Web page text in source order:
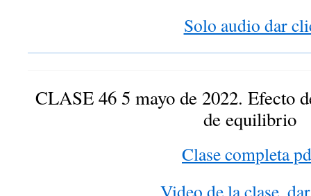
Solo audio dar
CLASE 46 5 mayo de 2022. Efecto
de equilibrio
Clase completa
Video de la clase,